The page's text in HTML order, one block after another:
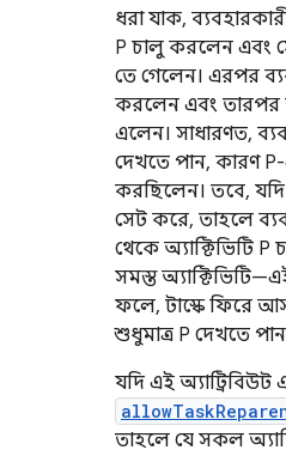
ধরা যাক,
P চালু করলেন এবং
তে গেলেন। এরপর
করলেন এবং তারপর
এলেন। সাধারণত,
দেখতে পান, কারণ P-
করছিলেন। তবে, যদি
সেট করে, তাহলে
থেকে অ্যাক্টিভিটি
সমস্ত
ফলে, টাস্কে ফিরে
শুধুমাত্র P দেখতে
যদি এই অ্যাট্রিবিউট
তাহলে যে সকল